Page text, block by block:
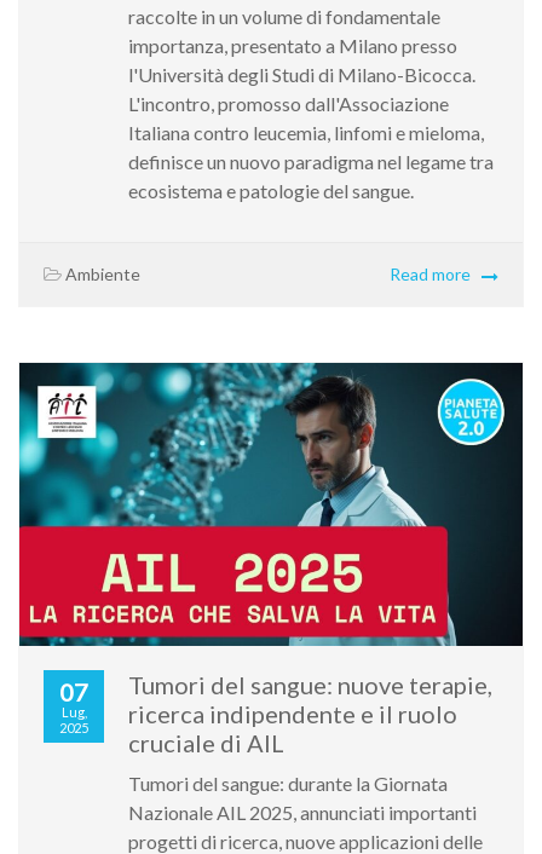
raccolte in un volume di fondamentale
importanza, presentato a Milano presso
l'Università degli Studi di Milano-Bicocca.
L'incontro, promosso dall'Associazione
Italiana contro leucemia, linfomi e mieloma,
definisce un nuovo paradigma nel legame tra
ecosistema e patologie del sangue.
Ambiente Read more
07
Lug,
2025
Tumori del sangue: nuove terapie,
ricerca indipendente e il ruolo
cruciale di AIL
Tumori del sangue: durante la Giornata
Nazionale AIL 2025, annunciati importanti
progetti di ricerca, nuove applicazioni delle